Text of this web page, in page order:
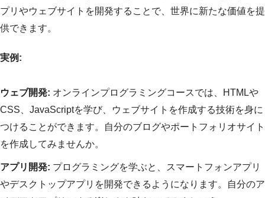
プリやウェブサイトを開発することで、世界に新たな価値を提
供できます。
実例:
ウェブ開発: オンラインプログラミングコースでは、HTMLや
CSS、JavaScriptを学び、ウェブサイトを作成する技術を身に
つけることができます。自分のブログやポートフォリオサイト
を作成してみませんか。
アプリ開発: プログラミングを学ぶと、スマートフォンアプリ
やデスクトップアプリを開発できるようになります。自分のア